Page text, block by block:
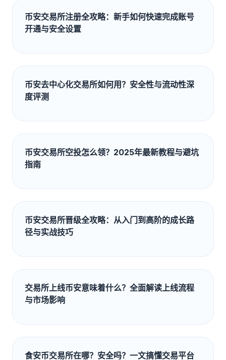
币安交易所注册全攻略：新手如何快速完成账号
开通与安全设置
币安去中心化交易所如何用？安全性与流动性深
度评测
币安交易所空投怎么领？2025年最新教程与避坑
指南
币安交易所晋级全攻略：从入门到高阶的成长路
径与实战技巧
交易所上线币安意味着什么？全面解读上线流程
与市场影响
食安币交易所在哪？安全吗？一文搞懂交易平台